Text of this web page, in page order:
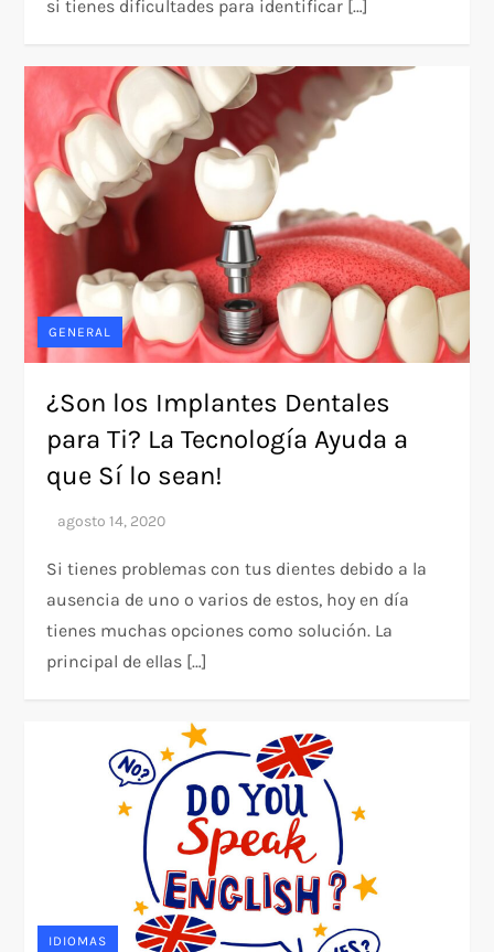
si tienes dificultades para identificar […]
GENERAL
¿Son los Implantes Dentales
para Ti? La Tecnología Ayuda a
que Sí lo sean!
Si tienes problemas con tus dientes debido a la
ausencia de uno o varios de estos, hoy en día
tienes muchas opciones como solución. La
principal de ellas […]
IDIOMAS